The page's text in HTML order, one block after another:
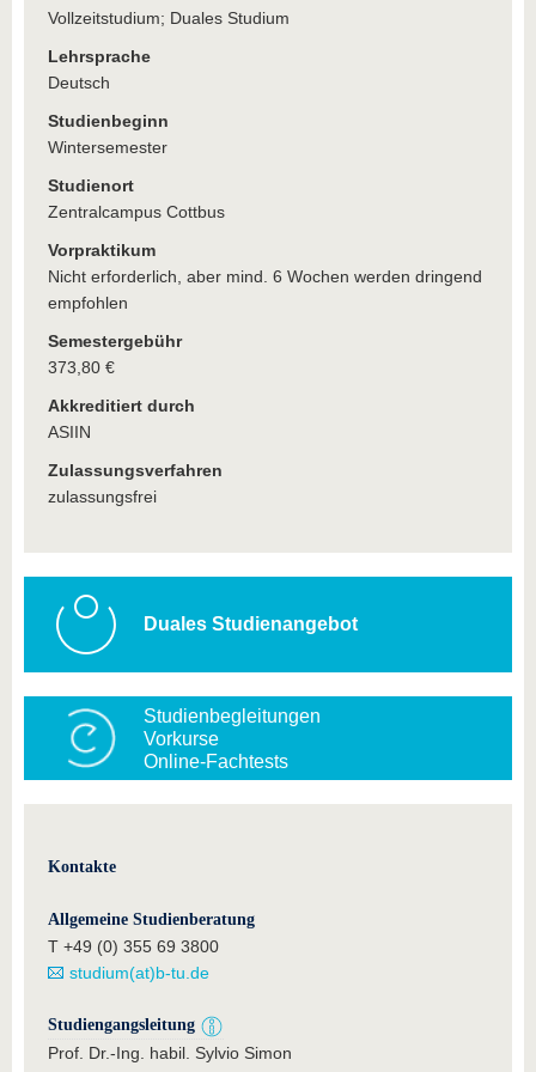
Vollzeitstudium; Duales Studium
Lehrsprache
Deutsch
Studienbeginn
Wintersemester
Studienort
Zentralcampus Cottbus
Vorpraktikum
Nicht erforderlich, aber mind. 6 Wochen werden dringend
empfohlen
Semestergebühr
373,80 €
Akkreditiert durch
ASIIN
Zulassungsverfahren
zulassungsfrei
Duales Studienangebot
Studienbegleitungen
Vorkurse
Online-Fachtests
Kontakte
Allgemeine Studienberatung
T +49 (0) 355 69 3800
studium(at)b-tu.de
Studiengangsleitung
Prof. Dr.-Ing. habil. Sylvio Simon